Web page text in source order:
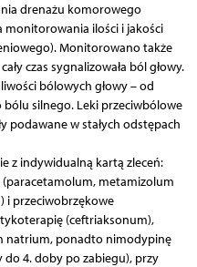
drenażu komorowego
monitorowania ilości i jakości
Monitorowano także
czas sygnalizowała ból głowy.
bólowych głowy – od
silnego. Leki przeciwbólowe
podawane w stałych odstępach
z indywidualną kartą zleceń:
(paracetamolum, metamizolum
i przeciwobrzękowe
(ceftriaksonum),
natrium, ponadto nimodypinę
4. doby po zabiegu), przy